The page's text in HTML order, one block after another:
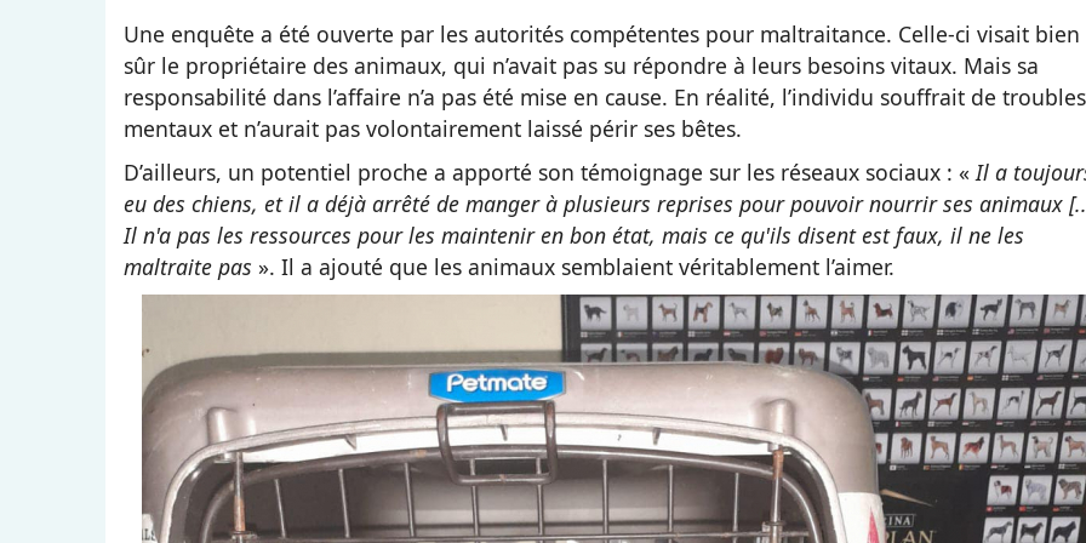
Une enquête a été ouverte par les autorités compétentes pour maltraitance. Celle-ci visait bien
sûr le propriétaire des animaux, qui n’avait pas su répondre à leurs besoins vitaux. Mais sa
responsabilité dans l’affaire n’a pas été mise en cause. En réalité, l’individu souffrait de troubles
mentaux et n’aurait pas volontairement laissé périr ses bêtes.
D’ailleurs, un potentiel proche a apporté son témoignage sur les réseaux sociaux : «Il a
eu des chiens, et il a déjà arrêté de manger à plusieurs reprises pour pouvoir nourrir ses animaux
Il n'a pas les ressources pour les maintenir en bon état, mais ce qu'ils disent est faux, il ne les
maltraite pas ». Il a ajouté que les animaux semblaient véritablement l’aimer.